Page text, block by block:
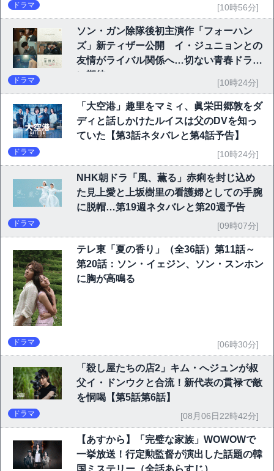
ドラマ [10時56分]
ソン・ガン除隊後初主演作「フォーハン
ズ」新ティザー公開 イ・ジュニョンとの
友情がライバル関係へ…切ない青春ドラマ
に期待
ドラマ [10時24分]
「大空港」趣里をマミィ、眞栄田郷敦をダ
ディと話しかけたルイスは父のDVを知っ
ていた【第3話ネタバレと第4話予告】
ドラマ [10時24分]
NHK朝ドラ「風、薫る」赤痢を封じ込め
た見上愛と上坂樹里の看護婦としての手腕
に脱帽…第19週ネタバレと第20週予告
ドラマ [09時07分]
テレ東「夏の香り」（全36話）第11話～
第20話：ソン・イェジン、ソン・スンホン
に胸が高鳴る
ドラマ [06時30分]
「殺し屋たちの店2」キム・へジュンが叔
父イ・ドンウクと合流！新代表の貫禄で敵
を恫喝【第5話第6話】
ドラマ [08月06日22時42分]
【あすから】「完璧な家族」WOWOWで
一挙放送！行定勲監督が演出した話題の韓